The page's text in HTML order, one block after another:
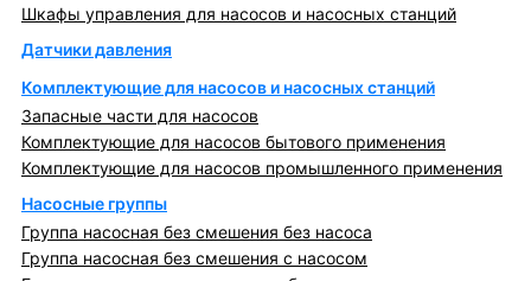
Шкафы управления для насосов и насосных станций
Датчики давления
Комплектующие для насосов и насосных станций
Запасные части для насосов
Комплектующие для насосов бытового применения
Комплектующие для насосов промышленного применения
Насосные группы
Группа насосная без смешения без насоса
Группа насосная без смешения с насосом